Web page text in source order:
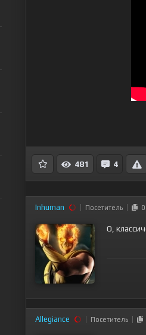
481 4
Inhuman Посетитель 0
О,
Allegiance Посетитель